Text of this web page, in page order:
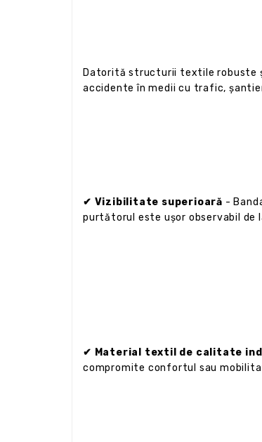
Datorită structurii textile robuste
accidente în medii cu trafic,
✔ Vizibilitate superioară -
purtătorul este ușor observabil de
✔ Material textil de calitate
compromite confortul sau